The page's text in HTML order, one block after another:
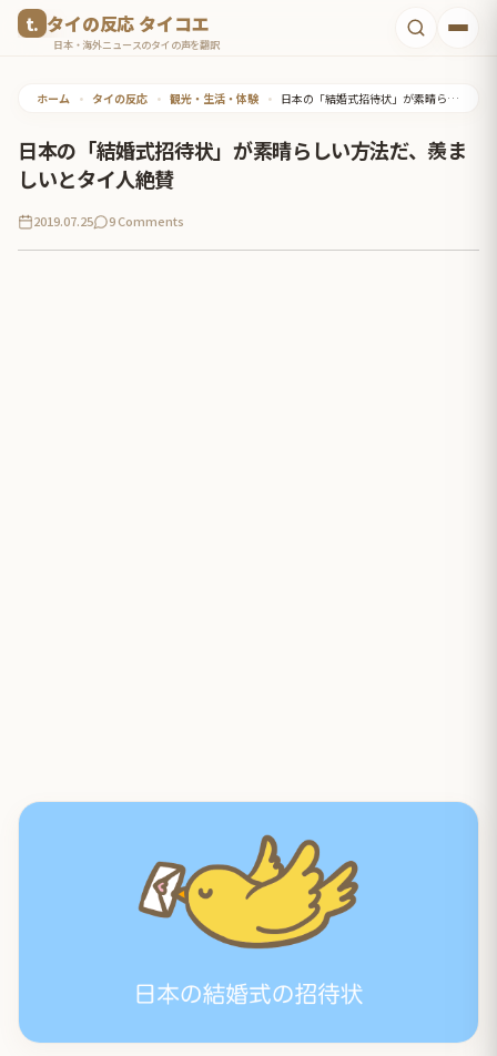
タイの反応 タイコエ
日本・海外ニュースのタイの声を翻訳
ホーム • タイの反応 • 観光・生活・体験 • 日本の「結婚式招待状」が素晴らしい方法だ、羨ましいとタイ人絶賛
日本の「結婚式招待状」が素晴らしい方法だ、羨ま
しいとタイ人絶賛
2019.07.25 9 Comments